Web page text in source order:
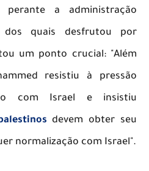
perante a administração
dos quais desfrutou por
um ponto crucial: "Além
resistiu à pressão
com Israel e insistiu
devem obter seu
normalização com Israel".